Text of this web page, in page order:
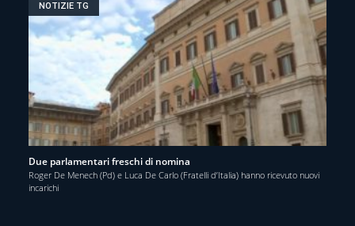
NOTIZIE TG
Due parlamentari freschi di nomina
Roger De Menech (Pd) e Luca De Carlo (Fratelli d’Italia) hanno ricevuto nuovi
incarichi